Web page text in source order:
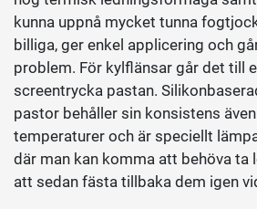
kunna uppnå mycket tunna
billiga, ger enkel applicering och
problem. För kylflänsar går det till
screentrycka pastan.
pastor behåller sin konsistens
temperaturer och är speciellt
där man kan komma att behöva ta
att sedan fästa tillbaka dem igen